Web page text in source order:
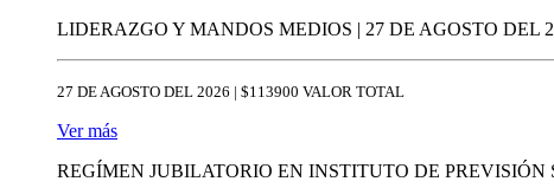
LIDERAZGO Y MANDOS MEDIOS | 27 DE AGOSTO DEL
27 DE AGOSTO DEL 2026 | $113900 VALOR TOTAL
Ver más
REGÍMEN JUBILATORIO EN INSTITUTO DE PREVISIÓN